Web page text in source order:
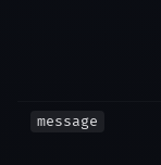
message